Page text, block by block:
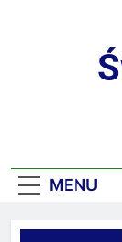
MENU